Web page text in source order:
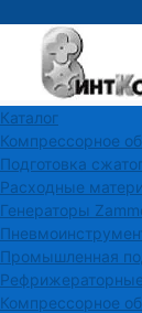
Каталог
Компрессорное
Подготовка
Расходные
Генераторы
Промышленная
Компрессорное